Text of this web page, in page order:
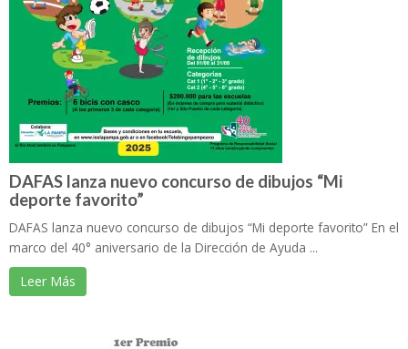
DAFAS lanza nuevo concurso de dibujos “Mi
deporte favorito”
DAFAS lanza nuevo concurso de dibujos “Mi deporte favorito” En el
marco del 40° aniversario de la Dirección de Ayuda ...
Leer Más